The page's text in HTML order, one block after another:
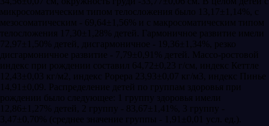
микросоматическим типом телосложения было 13,17±1,14%, с
мезосоматическим - 69,64±1,56% и с макросоматическим типом
телосложения 17,30±1,28% детей. Гармоничное развитие имели
72,97±1,50% детей, дисгармоничное - 19,36±1,34%, резко
дисгармоничное развитие - 7,79±0,91% детей. Массо-ростовой
индекс при рождении составил 64,72±0,23 г/см, индекс Кеттле
12,43±0,03 кг/м2, индекс Рорера 23,93±0,07 кг/м3, индекс Пинье
14,91±0,09. Распределение детей по группам здоровья при
рождении было следующее: 1 группу здоровья имели
12,86±1,27% детей, 2 группу - 83,67±1,41%, 3 группу -
3,47±0,70% (среднее значение группы - 1,91±0,01 усл. ед.).